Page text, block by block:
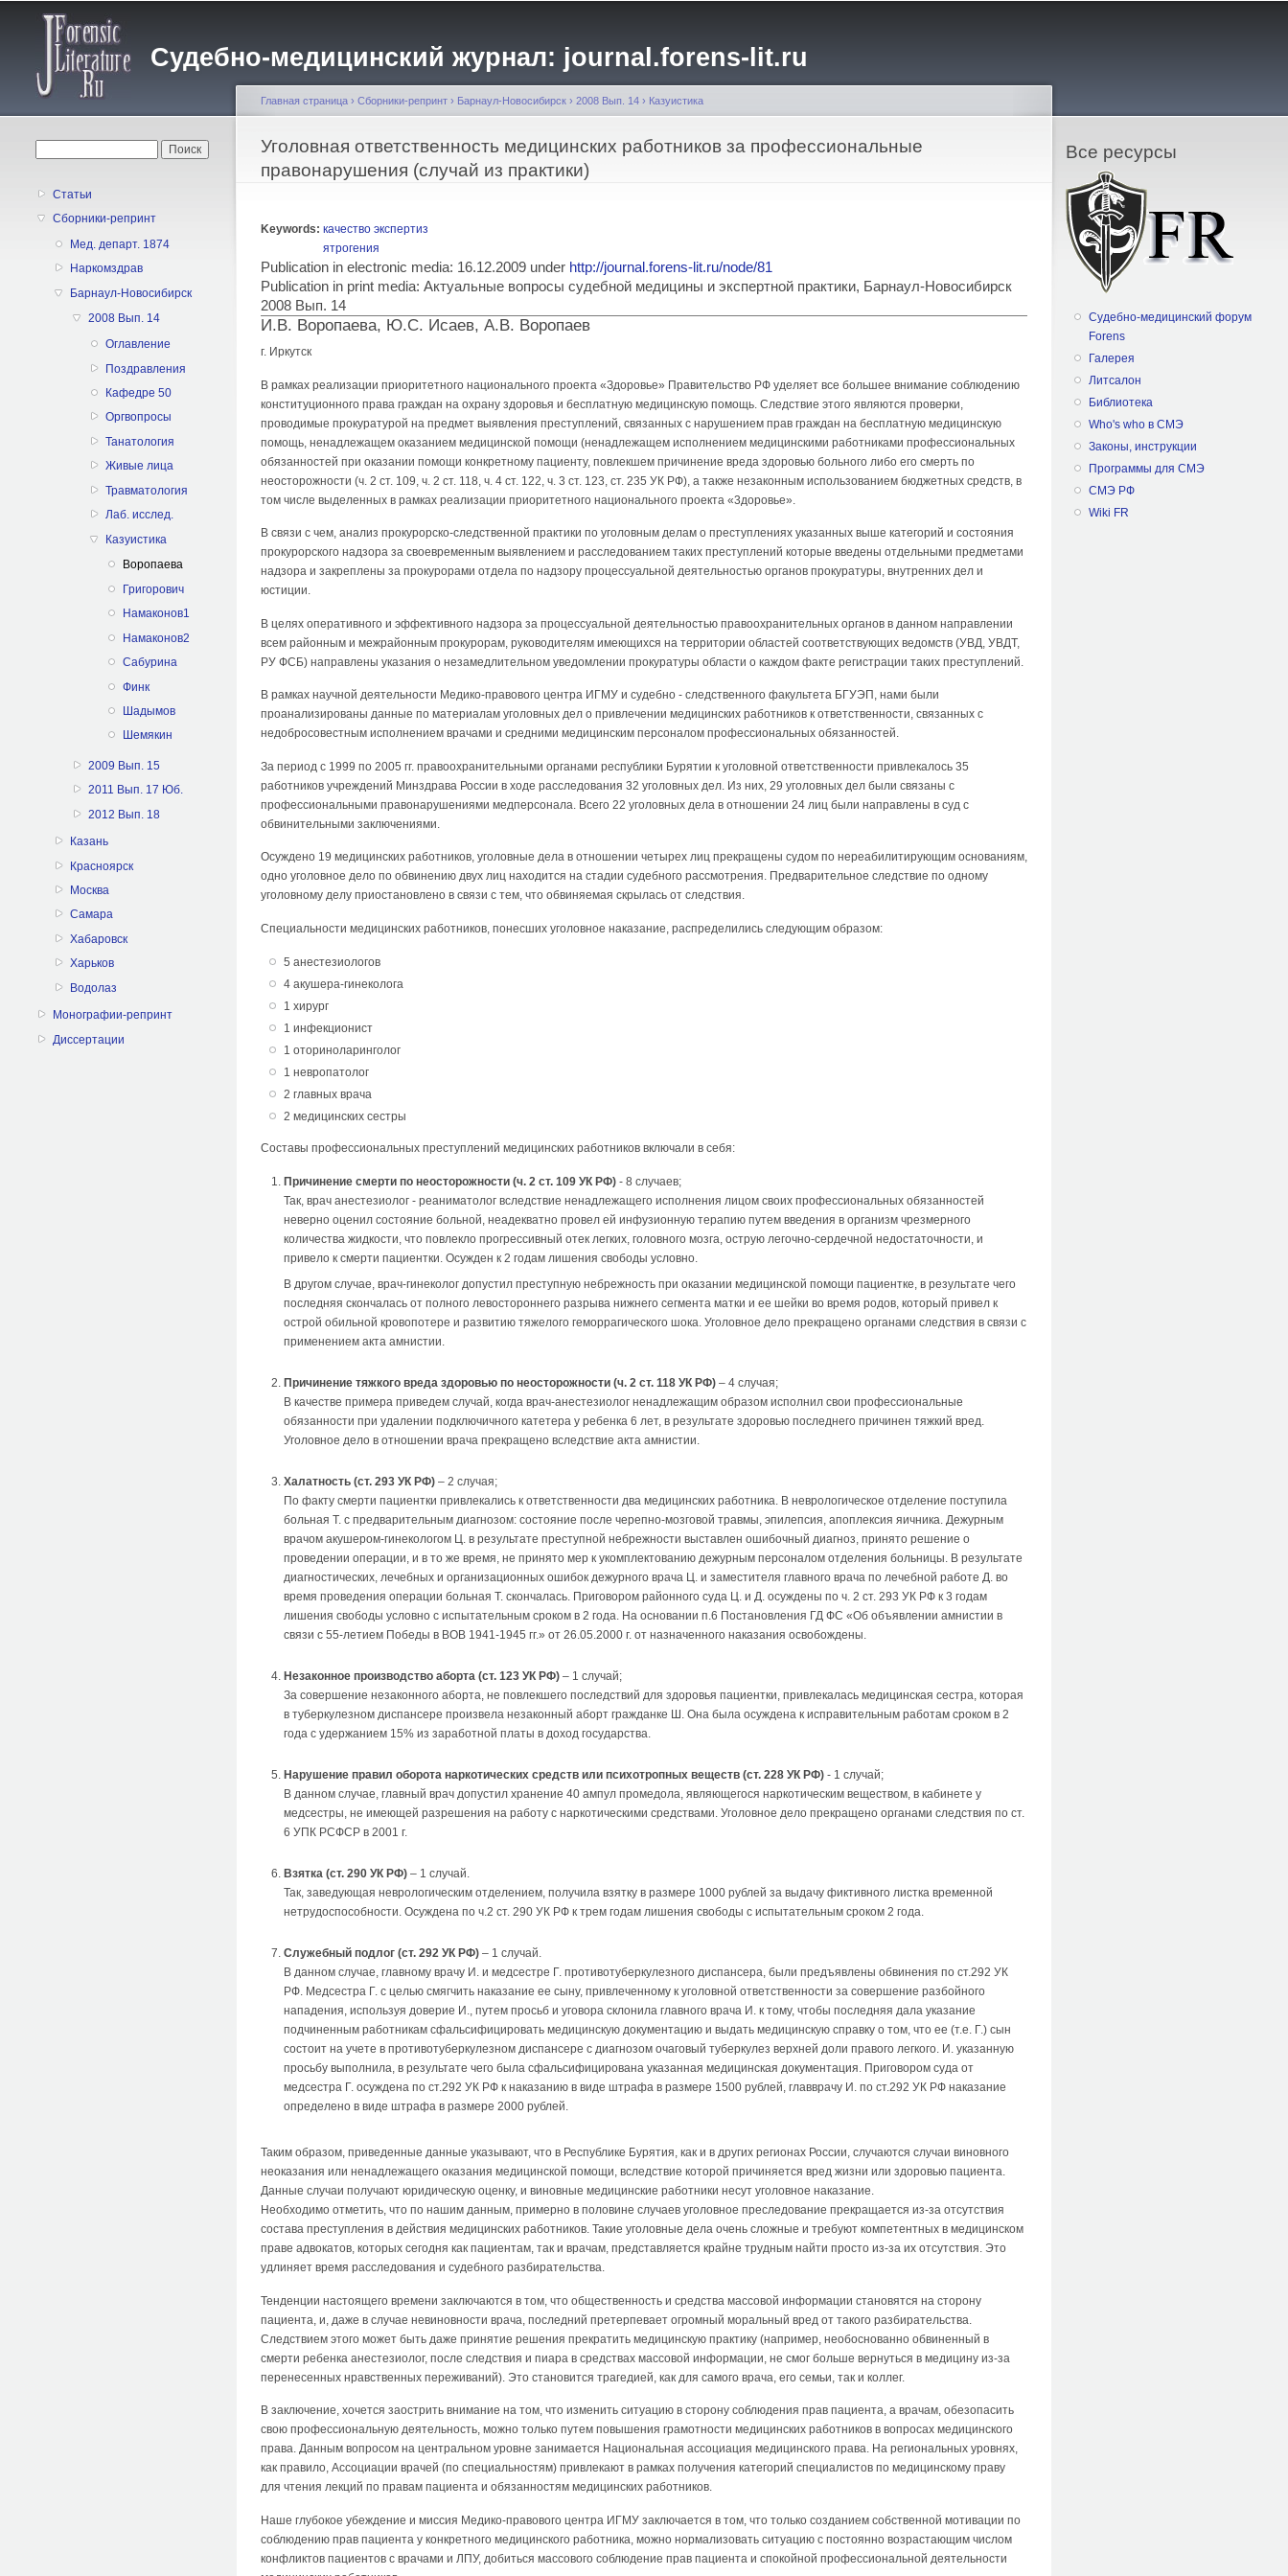
содержанию
Судебно-медицинский журнал: journal.forens-lit.ru
Статьи
Сборники-репринт
Мед. департ. 1874
Наркомздрав
Барнаул-Новосибирск
2008 Вып. 14
Оглавление
Поздравления
Кафедре 50
Оргвопросы
Танатология
Живые лица
Травматология
Лаб. исслед.
Казуистика
Воропаева
Григорович
Намаконов1
Намаконов2
Сабурина
Финк
Шадымов
Шемякин
2009 Вып. 15
2011 Вып. 17 Юб.
2012 Вып. 18
Казань
Красноярск
Москва
Самара
Хабаровск
Харьков
Водолаз
Монографии-репринт
Диссертации
Вы здесь
Главная страница › Сборники-репринт › Барнаул-Новосибирск › 2008 Вып. 14 › Казуистика
Уголовная ответственность медицинских работников за профессиональные
правонарушения (случай из практики)
Keywords: качество экспертиз
ятрогения
Publication in electronic media: 16.12.2009 under http://journal.forens-lit.ru/node/81
Publication in print media: Актуальные вопросы судебной медицины и экспертной практики, Барнаул-Новосибирск
2008 Вып. 14
И.В. Воропаева, Ю.С. Исаев, А.В. Воропаев
г. Иркутск
В рамках реализации приоритетного национального проекта «Здоровье» Правительство РФ уделяет все большее внимание соблюдению
конституционного права граждан на охрану здоровья и бесплатную медицинскую помощь. Следствие этого являются проверки,
проводимые прокуратурой на предмет выявления преступлений, связанных с нарушением прав граждан на бесплатную медицинскую
помощь, ненадлежащем оказанием медицинской помощи (ненадлежащем исполнением медицинскими работниками профессиональных
обязанностей при оказании помощи конкретному пациенту, повлекшем причинение вреда здоровью больного либо его смерть по
неосторожности (ч. 2 ст. 109, ч. 2 ст. 118, ч. 4 ст. 122, ч. 3 ст. 123, ст. 235 УК РФ), а также незаконным использованием бюджетных средств, в
том числе выделенных в рамках реализации приоритетного национального проекта «3доровье».
В связи с чем, анализ прокурорско-следственной практики по уголовным делам о преступлениях указанных выше категорий и состояния
прокурорского надзора за своевременным выявлением и расследованием таких преступлений которые введены отдельными предметами
надзора и закреплены за прокурорами отдела по надзору процессуальной деятельностью органов прокуратуры, внутренних дел и
юстиции.
В целях оперативного и эффективного надзора за процессуальной деятельностью правоохранительных органов в данном направлении
всем районным и межрайонным прокурорам, руководителям имеющихся на территории областей соответствующих ведомств (УВД, УВДТ,
РУ ФСБ) направлены указания о незамедлительном уведомлении прокуратуры области о каждом факте регистрации таких преступлений.
В рамках научной деятельности Медико-правового центра ИГМУ и судебно - следственного факультета БГУЭП, нами были
проанализированы данные по материалам уголовных дел о привлечении медицинских работников к ответственности, связанных с
недобросовестным исполнением врачами и средними медицинским персоналом профессиональных обязанностей.
За период с 1999 по 2005 гг. правоохранительными органами республики Бурятии к уголовной ответственности привлекалось 35
работников учреждений Минздрава России в ходе расследования 32 уголовных дел. Из них, 29 уголовных дел были связаны с
профессиональными правонарушениями медперсонала. Всего 22 уголовных дела в отношении 24 лиц были направлены в суд с
обвинительными заключениями.
Осуждено 19 медицинских работников, уголовные дела в отношении четырех лиц прекращены судом по нереабилитирующим основаниям,
одно уголовное дело по обвинению двух лиц находится на стадии судебного рассмотрения. Предварительное следствие по одному
уголовному делу приостановлено в связи с тем, что обвиняемая скрылась от следствия.
Специальности медицинских работников, понесших уголовное наказание, распределились следующим образом:
5 анестезиологов
4 акушера-гинеколога
1 хирург
1 инфекционист
1 оториноларинголог
1 невропатолог
2 главных врача
2 медицинских сестры
Составы профессиональных преступлений медицинских работников включали в себя:
Причинение смерти по неосторожности (ч. 2 ст. 109 УК РФ) - 8 случаев;
Так, врач анестезиолог - реаниматолог вследствие ненадлежащего исполнения лицом своих профессиональных обязанностей
неверно оценил состояние больной, неадекватно провел ей инфузионную терапию путем введения в организм чрезмерного
количества жидкости, что повлекло прогрессивный отек легких, головного мозга, острую легочно-сердечной недостаточности, и
привело к смерти пациентки. Осужден к 2 годам лишения свободы условно.
В другом случае, врач-гинеколог допустил преступную небрежность при оказании медицинской помощи пациентке, в результате чего
последняя скончалась от полного левостороннего разрыва нижнего сегмента матки и ее шейки во время родов, который привел к
острой обильной кровопотере и развитию тяжелого геморрагического шока. Уголовное дело прекращено органами следствия в связи с
применением акта амнистии.
Причинение тяжкого вреда здоровью по неосторожности (ч. 2 ст. 118 УК РФ) – 4 случая;
В качестве примера приведем случай, когда врач-анестезиолог ненадлежащим образом исполнил свои профессиональные
обязанности при удалении подключичного катетера у ребенка 6 лет, в результате здоровью последнего причинен тяжкий вред.
Уголовное дело в отношении врача прекращено вследствие акта амнистии.
Халатность (ст. 293 УК РФ) – 2 случая;
По факту смерти пациентки привлекались к ответственности два медицинских работника. В неврологическое отделение поступила
больная Т. с предварительным диагнозом: состояние после черепно-мозговой травмы, эпилепсия, апоплексия яичника. Дежурным
врачом акушером-гинекологом Ц. в результате преступной небрежности выставлен ошибочный диагноз, принято решение о
проведении операции, и в то же время, не принято мер к укомплектованию дежурным персоналом отделения больницы. В результате
диагностических, лечебных и организационных ошибок дежурного врача Ц. и заместителя главного врача по лечебной работе Д. во
время проведения операции больная Т. скончалась. Приговором районного суда Ц. и Д. осуждены по ч. 2 ст. 293 УК РФ к 3 годам
лишения свободы условно с испытательным сроком в 2 года. На основании п.6 Постановления ГД ФС «Об объявлении амнистии в
связи с 55-летием Победы в ВОВ 1941-1945 гг.» от 26.05.2000 г. от назначенного наказания освобождены.
Незаконное производство аборта (ст. 123 УК РФ) – 1 случай;
За совершение незаконного аборта, не повлекшего последствий для здоровья пациентки, привлекалась медицинская сестра, которая
в туберкулезном диспансере произвела незаконный аборт гражданке Ш. Она была осуждена к исправительным работам сроком в 2
года с удержанием 15% из заработной платы в доход государства.
Нарушение правил оборота наркотических средств или психотропных веществ (ст. 228 УК РФ) - 1 случай;
В данном случае, главный врач допустил хранение 40 ампул промедола, являющегося наркотическим веществом, в кабинете у
медсестры, не имеющей разрешения на работу с наркотическими средствами. Уголовное дело прекращено органами следствия по ст.
6 УПК РСФСР в 2001 г.
Взятка (ст. 290 УК РФ) – 1 случай.
Так, заведующая неврологическим отделением, получила взятку в размере 1000 рублей за выдачу фиктивного листка временной
нетрудоспособности. Осуждена по ч.2 ст. 290 УК РФ к трем годам лишения свободы с испытательным сроком 2 года.
Служебный подлог (ст. 292 УК РФ) – 1 случай.
В данном случае, главному врачу И. и медсестре Г. противотуберкулезного диспансера, были предъявлены обвинения по ст.292 УК
РФ. Медсестра Г. с целью смягчить наказание ее сыну, привлеченному к уголовной ответственности за совершение разбойного
нападения, используя доверие И., путем просьб и уговора склонила главного врача И. к тому, чтобы последняя дала указание
подчиненным работникам сфальсифицировать медицинскую документацию и выдать медицинскую справку о том, что ее (т.е. Г.) сын
состоит на учете в противотуберкулезном диспансере с диагнозом очаговый туберкулез верхней доли правого легкого. И. указанную
просьбу выполнила, в результате чего была сфальсифицирована указанная медицинская документация. Приговором суда от
медсестра Г. осуждена по ст.292 УК РФ к наказанию в виде штрафа в размере 1500 рублей, главврачу И. по ст.292 УК РФ наказание
определено в виде штрафа в размере 2000 рублей.
Таким образом, приведенные данные указывают, что в Республике Бурятия, как и в других регионах России, случаются случаи виновного
неоказания или ненадлежащего оказания медицинской помощи, вследствие которой причиняется вред жизни или здоровью пациента.
Данные случаи получают юридическую оценку, и виновные медицинские работники несут уголовное наказание.
Необходимо отметить, что по нашим данным, примерно в половине случаев уголовное преследование прекращается из-за отсутствия
состава преступления в действия медицинских работников. Такие уголовные дела очень сложные и требуют компетентных в медицинском
праве адвокатов, которых сегодня как пациентам, так и врачам, представляется крайне трудным найти просто из-за их отсутствия. Это
удлиняет время расследования и судебного разбирательства.
Тенденции настоящего времени заключаются в том, что общественность и средства массовой информации становятся на сторону
пациента, и, даже в случае невиновности врача, последний претерпевает огромный моральный вред от такого разбирательства.
Следствием этого может быть даже принятие решения прекратить медицинскую практику (например, необоснованно обвиненный в
смерти ребенка анестезиолог, после следствия и пиара в средствах массовой информации, не смог больше вернуться в медицину из-за
перенесенных нравственных переживаний). Это становится трагедией, как для самого врача, его семьи, так и коллег.
В заключение, хочется заострить внимание на том, что изменить ситуацию в сторону соблюдения прав пациента, а врачам, обезопасить
свою профессиональную деятельность, можно только путем повышения грамотности медицинских работников в вопросах медицинского
права. Данным вопросом на центральном уровне занимается Национальная ассоциация медицинского права. На региональных уровнях,
как правило, Ассоциации врачей (по специальностям) привлекают в рамках получения категорий специалистов по медицинскому праву
для чтения лекций по правам пациента и обязанностям медицинских работников.
Наше глубокое убеждение и миссия Медико-правового центра ИГМУ заключается в том, что только созданием собственной мотивации по
соблюдению прав пациента у конкретного медицинского работника, можно нормализовать ситуацию с постоянно возрастающим числом
конфликтов пациентов с врачами и ЛПУ, добиться массового соблюдение прав пациента и спокойной профессиональной деятельности
Все ресурсы
Судебно-медицинский форум
Forens
Галерея
Литсалон
Библиотека
Who's who в СМЭ
Законы, инструкции
Программы для СМЭ
СМЭ РФ
Wiki FR